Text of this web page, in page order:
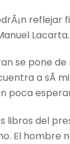
Lacarta.
se pone
a sÃ­
poca
libros del
El hombre